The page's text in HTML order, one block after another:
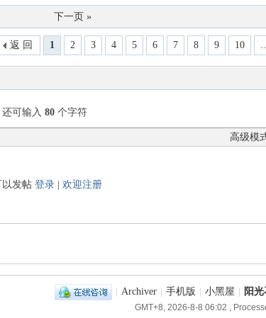
下一页 »
1 2 3 4 5 6 7 8 9 10
返 回
还可输入 80 个字符
高级模
发帖 登录| 欢迎注册
Archiver 手机版 小黑屋 阳
GMT+8, 2026-8-8 06:02 ,